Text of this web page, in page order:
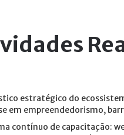
estratégico do
em empreendedorismo,
contínuo de capacitação: